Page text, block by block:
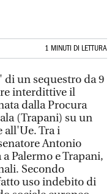
1 MINUTI DI LETTURA
di un sequestro da 9
interdittive il
dalla Procura
(Trapani) su un
all'Ue. Tra i
Antonio
Palermo e Trapani,
Secondo
uso indebito di